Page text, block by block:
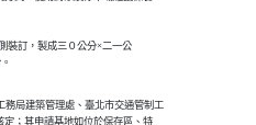
側裝訂，製成三０公分×二一公
務局建築管理處、臺北市交通管制工
定；其申請基地如位於保存區、特